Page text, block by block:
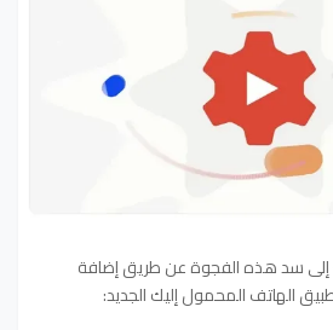
ومع ذلك ، تتطلع Google إلى سد هذه الفجوة عن طريق إضافة
الهاتف المحمول إليك الجديد: